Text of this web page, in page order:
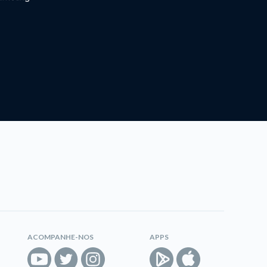
ACOMPANHE-NOS APPS